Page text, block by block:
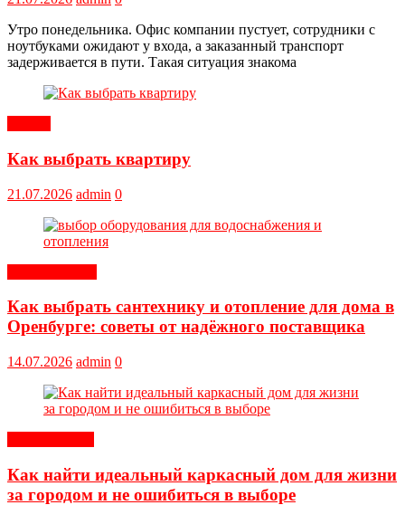
Утро понедельника. Офис компании пустует, сотрудники с
ноутбуками ожидают у входа, а заказанный транспорт
задерживается в пути. Такая ситуация знакома
Как выбрать квартиру
21.07.2026 admin 0
Как выбрать сантехнику и отопление для дома в
Оренбурге: советы от надёжного поставщика
14.07.2026 admin 0
Как найти идеальный каркасный дом для жизни
за городом и не ошибиться в выборе